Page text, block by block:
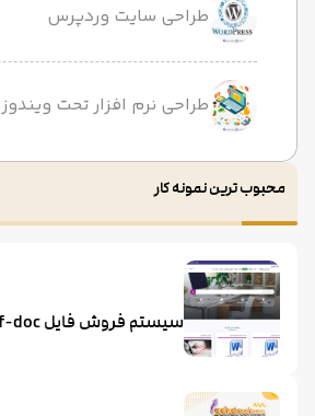
طراحی سایت وردپرس
طراحی نرم افزار تحت ویندوز
محبوب ترین نمونه کار
سیستم فروش فایل pdf-doc